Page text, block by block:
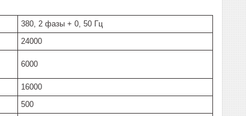
380, 2 фазы + 0, 50 Гц
24000
6000
16000
500